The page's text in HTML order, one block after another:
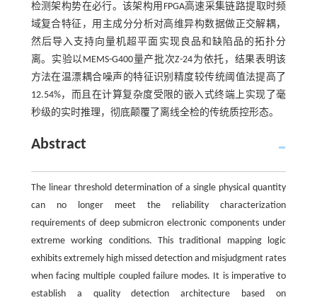
检测架构势在必行。该架构用FPGA高速采集链路提取时频
域复合特征，用主成分分析对高维异构数据做正交解耦，
然后导入支持向量机超平面实现良品和缺陷品的拓扑分
离。实验以MEMS-G400量产批次Z-24为依托，结果表明该
方法在温漂耦合噪声的特征识别精度较传统阈值法提高了
12.54%，而且在计算复杂度受限的嵌入式终端上实现了毫
秒级的实时推理，彻底颠覆了离线全检的传统质控形态。
Abstract
The linear threshold determination of a single physical quantity
can no longer meet the reliability characterization
requirements of deep submicron electronic components under
extreme working conditions. This traditional mapping logic
exhibits extremely high missed detection and misjudgment rates
when facing multiple coupled failure modes. It is imperative to
establish a quality detection architecture based on